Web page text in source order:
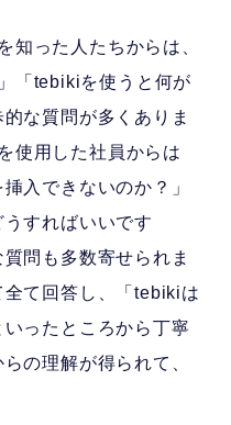
知った人たちからは、
「tebikiを使うと何が
な質問が多くありま
使用した社員からは
入できないのか？」
すればいいです
問も多数寄せられま
全て回答し、「tebikiは
ったところから丁寧
の理解が得られて、